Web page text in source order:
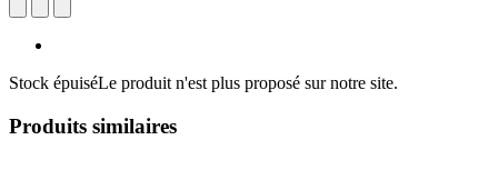
Stock épuiséLe produit n'est plus proposé sur notre site.
Produits similaires